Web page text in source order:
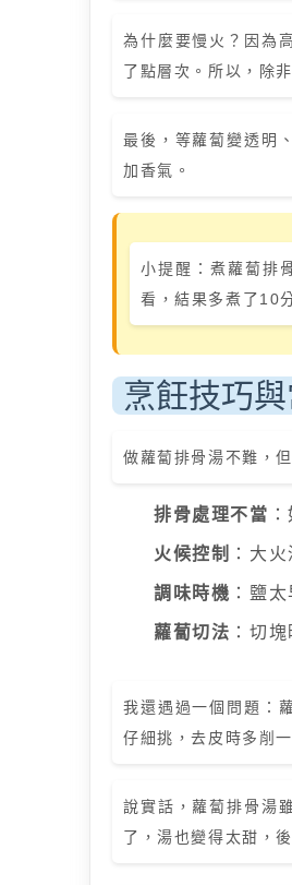
為什麼要慢火？因為
了點層次。所以，除
最後，等蘿蔔變透明
加香氣。
小提醒：煮蘿蔔排
看，結果多煮了10
烹飪技巧
做蘿蔔排骨湯不難，
排骨處理不當
火候控制 ：大
調味時機 ：鹽
蘿蔔切法 ：切
我還遇過一個問題：
仔細挑，去皮時多削一
說實話，蘿蔔排骨湯
了，湯也變得太甜，